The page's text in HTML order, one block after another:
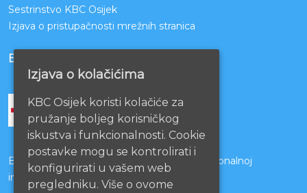
Sestrinstvo KBC Osijek
Izjava o pristupačnosti mrežnih stranica
BOLNICE PARTNERI
Bolnice s kojima je potpisan ugovor o funkcionalnoj
integraciji
Izjava o kolačićima
KBC Osijek koristi kolačiće za
pružanje boljeg korisničkog
iskustva i funkcionalnosti. Cookie
postavke mogu se kontrolirati i
konfigurirati u vašem web
pregledniku. Više o ovome